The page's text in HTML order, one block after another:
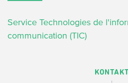
Service Technologies de
communication (TIC)
KONTAKT